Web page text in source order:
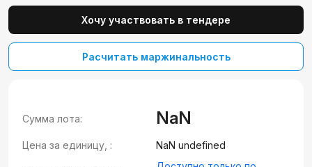
Хочу участвовать в тендере
Расчитать маржинальность
Сумма лота: NaN
Цена за единицу, : NaN undefined